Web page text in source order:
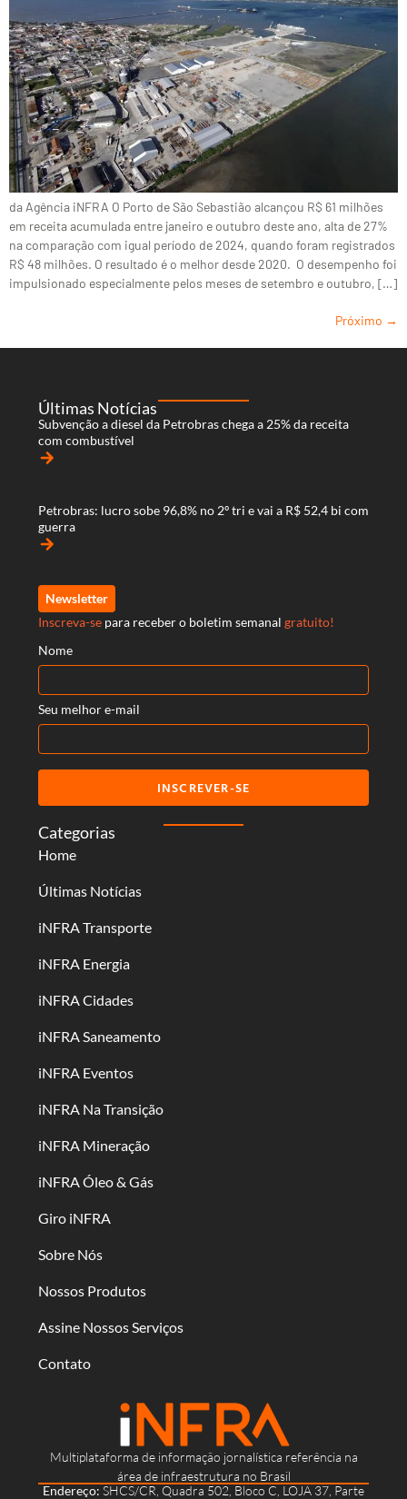
da Agência iNFRA O Porto de São Sebastião alcançou R$ 61 milhões
em receita acumulada entre janeiro e outubro deste ano, alta de 27%
na comparação com igual período de 2024, quando foram registrados
R$ 48 milhões. O resultado é o melhor desde 2020. O desempenho foi
impulsionado especialmente pelos meses de setembro e outubro, […]
Próximo →
Multiplataforma de informação jornalística referência na
área de infraestrutura no Brasil
Endereço: SHCS/CR, Quadra 502, Bloco C, LOJA 37, Parte
Categorias
Home
Últimas Notícias
iNFRA Transporte
iNFRA Energia
iNFRA Cidades
iNFRA Saneamento
iNFRA Eventos
iNFRA Na Transição
iNFRA Mineração
iNFRA Óleo & Gás
Giro iNFRA
Sobre Nós
Nossos Produtos
Assine Nossos Serviços
Contato
Últimas Notícias
Subvenção a diesel da Petrobras chega a 25% da receita
com combustível
arrow_forward
Petrobras: lucro sobe 96,8% no 2º tri e vai a R$ 52,4 bi com
guerra
arrow_forward
Newsletter
Inscreva-se para receber o boletim semanal gratuito!
Nome
Seu melhor e-mail
INSCREVER-SE